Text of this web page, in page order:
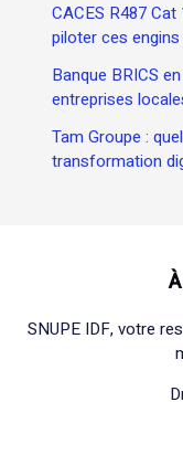
CACES R487
piloter ces
Banque BRICS
entreprises
Tam Groupe :
transformation
SNUPE IDF, votre